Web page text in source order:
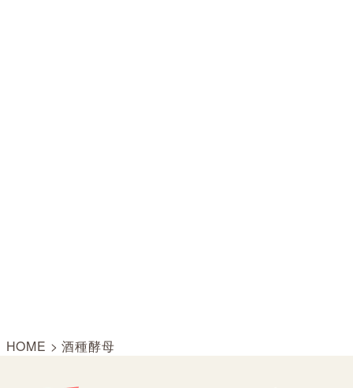
HOME >酒種酵母